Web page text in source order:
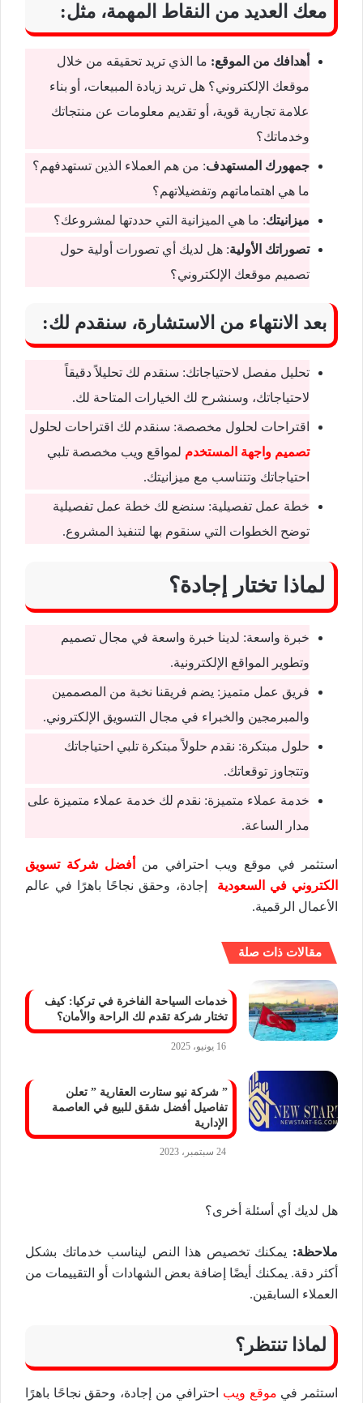
معك العديد من النقاط المهمة، مثل:
أهدافك من الموقع: ما الذي تريد تحقيقه من خلال
موقعك الإلكتروني؟ هل تريد زيادة المبيعات، أو بناء
علامة تجارية قوية، أو تقديم معلومات عن منتجاتك
وخدماتك؟
جمهورك المستهدف: من هم العملاء الذين تستهدفهم؟
ما هي اهتماماتهم وتفضيلاتهم؟
ميزانيتك: ما هي الميزانية التي حددتها لمشروعك؟
تصوراتك الأولية: هل لديك أي تصورات أولية حول
تصميم موقعك الإلكتروني؟
بعد الانتهاء من الاستشارة، سنقدم لك:
تحليل مفصل لاحتياجاتك: سنقدم لك تحليلاً دقيقاً
لاحتياجاتك، وسنشرح لك الخيارات المتاحة لك.
اقتراحات لحلول مخصصة: سنقدم لك اقتراحات لحلول
تصميم واجهة المستخدم لمواقع ويب مخصصة تلبي
احتياجاتك وتتناسب مع ميزانيتك.
خطة عمل تفصيلية: سنضع لك خطة عمل تفصيلية
توضح الخطوات التي سنقوم بها لتنفيذ المشروع.
لماذا تختار إجادة؟
خبرة واسعة: لدينا خبرة واسعة في مجال تصميم
وتطوير المواقع الإلكترونية.
فريق عمل متميز: يضم فريقنا نخبة من المصممين
والمبرمجين والخبراء في مجال التسويق الإلكتروني.
حلول مبتكرة: نقدم حلولاً مبتكرة تلبي احتياجاتك
وتتجاوز توقعاتك.
خدمة عملاء متميزة: نقدم لك خدمة عملاء متميزة على
مدار الساعة.
استثمر في موقع ويب احترافي من
أفضل شركة تسويق
الكتروني في السعودية إجادة، وحقق نجاحًا باهرًا في عالم
الأعمال الرقمية.
مقالات ذات صلة
خدمات السياحة الفاخرة في تركيا: كيف
تختار شركة تقدم لك الراحة والأمان؟
16 يونيو، 2025
” شركة نيو ستارت العقارية ” تعلن
تفاصيل أفضل شقق للبيع في العاصمة
الإدارية
24 سبتمبر، 2023
هل لديك أي أسئلة أخرى؟
ملاحظة: يمكنك تخصيص هذا النص ليناسب خدماتك بشكل
أكثر دقة. يمكنك أيضًا إضافة بعض الشهادات أو التقييمات من
العملاء السابقين.
لماذا تنتظر؟
استثمر في موقع ويب احترافي من إجادة، وحقق نجاحًا باهرًا